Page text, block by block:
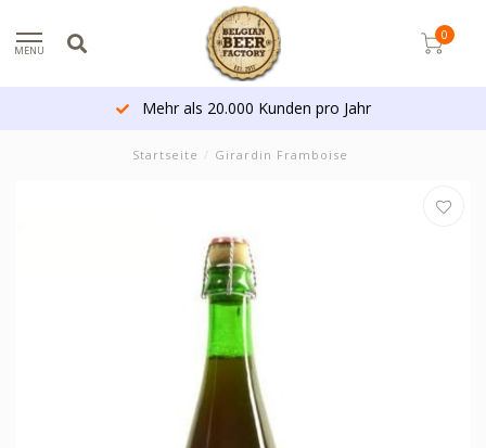
MENU
0
Mehr als 20.000 Kunden pro Jahr
Startseite / Girardin Framboise